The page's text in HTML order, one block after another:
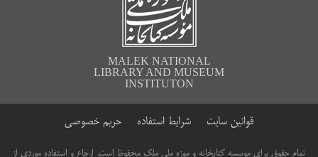
MALEK NATIONAL
LIBRARY AND MUSEUM
INSTITUTON
قوانین سایت شرایط استفاده حریم خصوصی
تمام حقوق برای موسسه کتابخانه و موزه ملی ملک محفوظ است. ارجاع و استفاده موردی از